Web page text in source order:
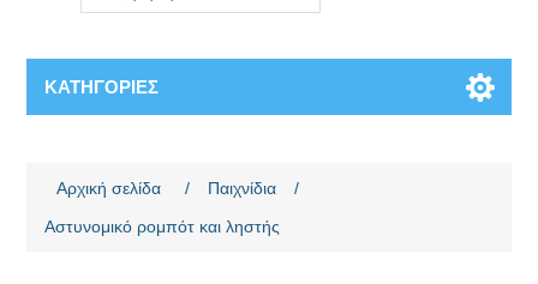
ΚΑΤΗΓΟΡΊΕΣ
Αρχική σελίδα / Παιχνίδια
/
Αστυνομικό ρομπότ και ληστής